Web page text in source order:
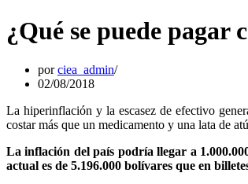
¿Qué se puede pagar
porciea_admin
02/08/2018
La hiperinflación y la escasez de efectivo
costar más que un medicamento y una lata de
La inflación del país podría llegar a
actual es de 5.196.000 bolívares que en